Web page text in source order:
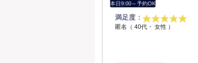
本日9:00～予約OK
満足度：
匿名（ 40代・ 女性 ）